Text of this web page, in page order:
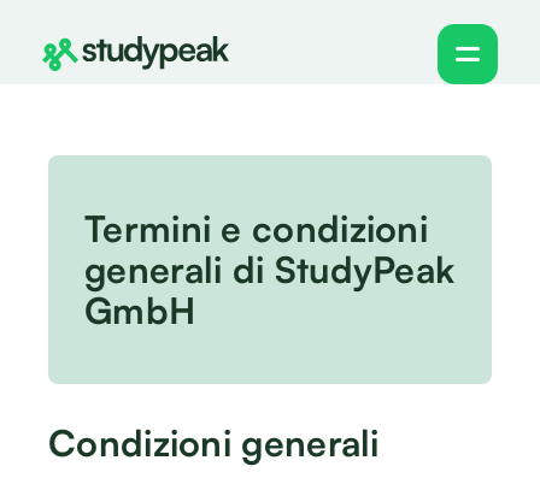
Termini e condizioni
generali di StudyPeak
GmbH
Condizioni generali